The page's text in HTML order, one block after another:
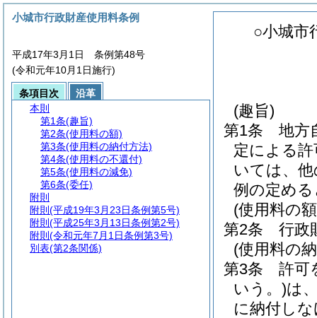
○小城市
(趣旨)
第1条
地方
定による
いては、
例の定め
(使用料の
第2条
行政
(使用料の
第3条
許可
いう。)は
に納付し
小城市行政財産使用料条例
平成17年3月1日 条例第48号
(令和元年10月1日施行)
条項目次
沿革
本則
第1条(趣旨)
第2条(使用料の額)
第3条(使用料の納付方法)
第4条(使用料の不還付)
第5条(使用料の減免)
第6条(委任)
附則
附則 (平成19年3月23日条例第5号)
附則 (平成25年3月13日条例第2号)
附則 (令和元年7月1日条例第3号)
別表(第2条関係)